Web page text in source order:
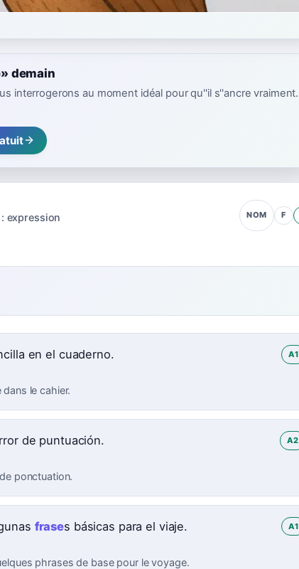
demain
interrogerons au moment idéal pour qu''il s''ancre vraiment.
expression NOM F
en el cuaderno. A1
le cahier.
de puntuación. A2
ponctuation.
frases básicas para el viaje. A1
phrases de base pour le voyage.